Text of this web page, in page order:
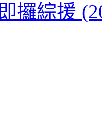
攞綜援